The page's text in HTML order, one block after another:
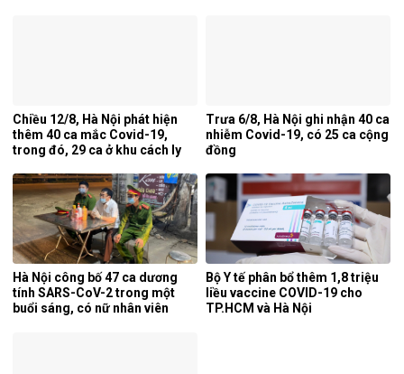
Chiều 12/8, Hà Nội phát hiện
thêm 40 ca mắc Covid-19,
trong đó, 29 ca ở khu cách ly
Trưa 6/8, Hà Nội ghi nhận 40 ca
nhiễm Covid-19, có 25 ca cộng
đồng
Hà Nội công bố 47 ca dương
tính SARS-CoV-2 trong một
buổi sáng, có nữ nhân viên
Bộ Y tế phân bổ thêm 1,8 triệu
liều vaccine COVID-19 cho
TP.HCM và Hà Nội